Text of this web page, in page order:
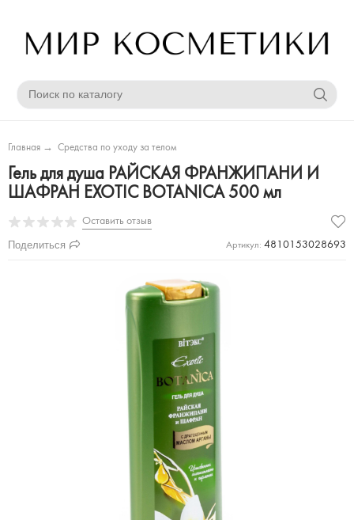
Главная → Средства по уходу за телом
Гель для душа РАЙСКАЯ ФРАНЖИПАНИ И
ШАФРАН EXOTIC BOTANICA 500 мл
Оставить отзыв
Поделиться Артикул: 4810153028693